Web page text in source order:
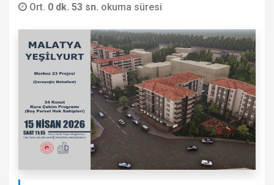
Ort. 0 dk. 53 sn. okuma süresi